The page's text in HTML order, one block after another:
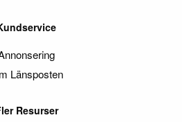
Länsposten
Resurser